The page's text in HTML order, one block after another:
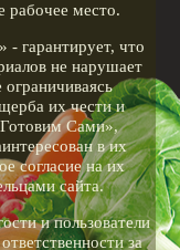
рабочее место.
- гарантирует, что
не нарушает
их чести и
Сами»,
в их
согласие на их
сайта.
и пользователи
за